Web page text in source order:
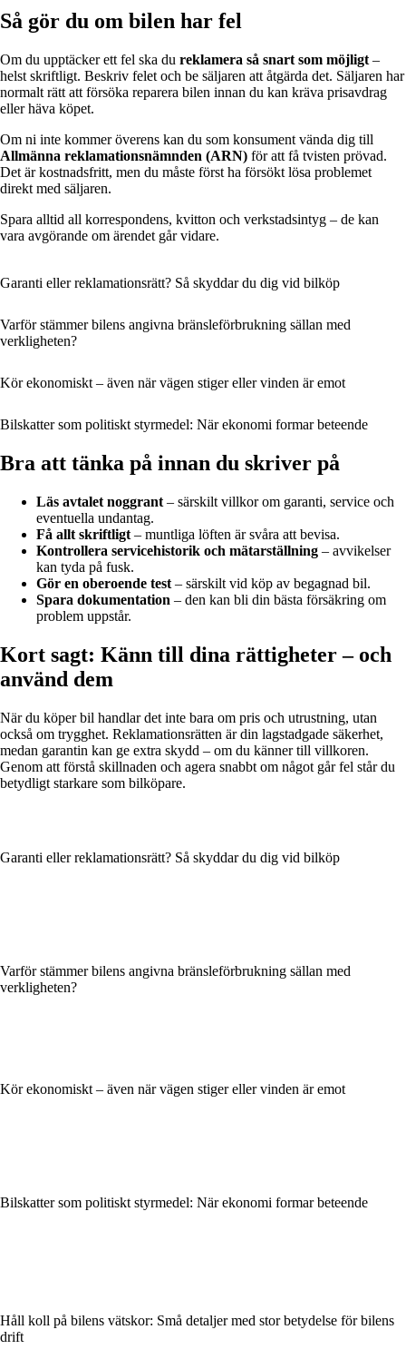
Så gör du om bilen har fel
Om du upptäcker ett fel ska du reklamera så snart som möjligt –
helst skriftligt. Beskriv felet och be säljaren att åtgärda det. Säljaren har
normalt rätt att försöka reparera bilen innan du kan kräva prisavdrag
eller häva köpet.
Om ni inte kommer överens kan du som konsument vända dig till
Allmänna reklamationsnämnden (ARN) för att få tvisten prövad.
Det är kostnadsfritt, men du måste först ha försökt lösa problemet
direkt med säljaren.
Spara alltid all korrespondens, kvitton och verkstadsintyg – de kan
vara avgörande om ärendet går vidare.
Garanti eller reklamationsrätt? Så skyddar du dig vid bilköp
Varför stämmer bilens angivna bränsleförbrukning sällan med
verkligheten?
Kör ekonomiskt – även när vägen stiger eller vinden är emot
Bilskatter som politiskt styrmedel: När ekonomi formar beteende
Bra att tänka på innan du skriver på
Läs avtalet noggrant – särskilt villkor om garanti, service och
eventuella undantag.
Få allt skriftligt – muntliga löften är svåra att bevisa.
Kontrollera servicehistorik och mätarställning – avvikelser
kan tyda på fusk.
Gör en oberoende test – särskilt vid köp av begagnad bil.
Spara dokumentation – den kan bli din bästa försäkring om
problem uppstår.
Kort sagt: Känn till dina rättigheter – och
använd dem
När du köper bil handlar det inte bara om pris och utrustning, utan
också om trygghet. Reklamationsrätten är din lagstadgade säkerhet,
medan garantin kan ge extra skydd – om du känner till villkoren.
Genom att förstå skillnaden och agera snabbt om något går fel står du
betydligt starkare som bilköpare.
Garanti eller reklamationsrätt? Så skyddar du dig vid bilköp
Varför stämmer bilens angivna bränsleförbrukning sällan med
verkligheten?
Kör ekonomiskt – även när vägen stiger eller vinden är emot
Bilskatter som politiskt styrmedel: När ekonomi formar beteende
Håll koll på bilens vätskor: Små detaljer med stor betydelse för bilens
drift